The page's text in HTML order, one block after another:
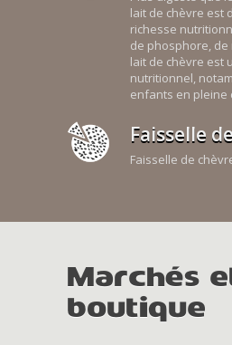
lait de chèvre est
richesse
de phosphore,
lait de chèvre est
nutritionnel,
enfants en pleine
Faisselle
Faisselle de
Marchés
boutique